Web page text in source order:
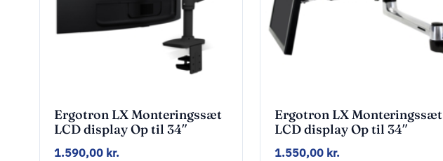
Ergotron LX Monteringssæt
LCD display Op til 34″
1.590,00 kr.
Ergotron LX Monteringssæt
LCD display Op til 34″
1.550,00 kr.